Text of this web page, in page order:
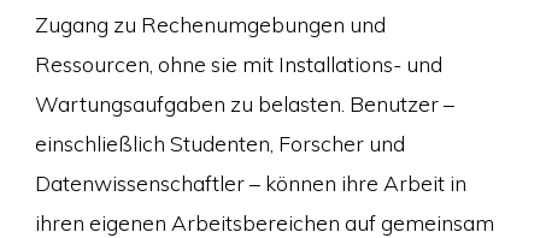
Zugang zu Rechenumgebungen und
Ressourcen, ohne sie mit Installations- und
Wartungsaufgaben zu belasten. Benutzer –
einschließlich Studenten, Forscher und
Datenwissenschaftler – können ihre Arbeit in
ihren eigenen Arbeitsbereichen auf gemeinsam